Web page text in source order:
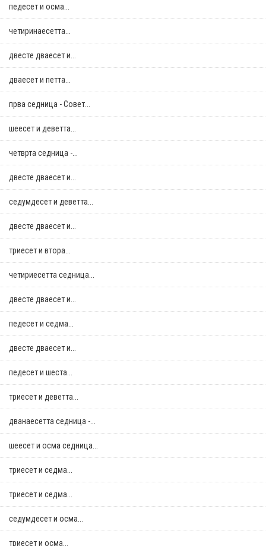
педесет и осма...
четиринаесетта...
двестe дваесет и...
дваесет и петта...
прва седница - Совет...
шеесет и деветта...
четврта седница -...
двестe дваесет и...
седумдесет и деветта...
двестe дваесет и...
триесет и втора...
четириесетта седница...
двестe дваесет и...
педесет и седма...
двестe дваесет и...
педесет и шеста...
триесет и деветта...
дванаесетта седница -...
шеесет и осма седница...
триесет и седма...
триесет и седма...
седумдесет и осма...
триесет и осма...